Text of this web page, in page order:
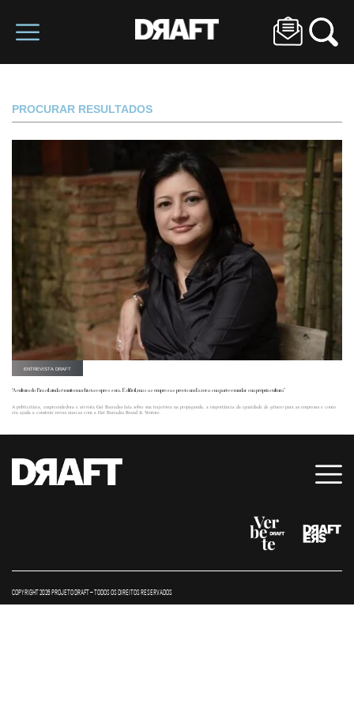
PROCURAR RESULTADOS
ENTREVISTA DRAFT
“A cultura do Brasil ainda é muito machista e opressora. É difícil, mas as empresas precisam fazer a sua parte e mudar sua própria cultura”
A publicitária, empreendedora e ativista Gal Barradas fala sobre sua trajetória na propaganda, a importância da igualdade de gênero para as empresas e como
ela ajuda a construir novas marcas com a Gal Barradas Brand & Venture.
COPYRIGHT 2026 PROJETO DRAFT – TODOS OS DIREITOS RESERVADOS